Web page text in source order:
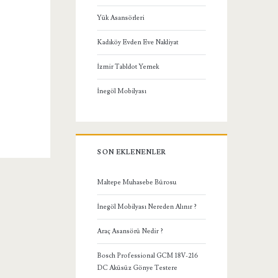
Yük Asansörleri
Kadıköy Evden Eve Nakliyat
İzmir Tabldot Yemek
İnegöl Mobilyası
SON EKLENENLER
Maltepe Muhasebe Bürosu
İnegöl Mobilyası Nereden Alınır ?
Araç Asansörü Nedir ?
Bosch Professional GCM 18V-216
DC Aküsüz Gönye Testere